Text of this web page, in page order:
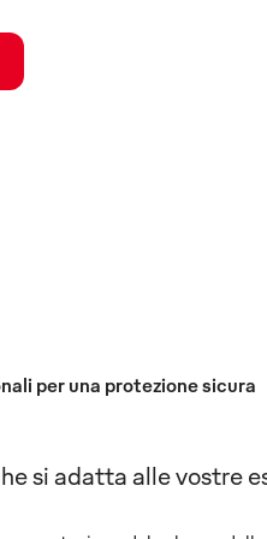
per una protezione sicura
si adatta alle vostre